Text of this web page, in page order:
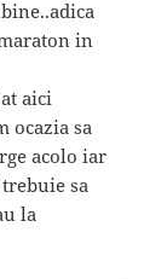
in
aici
ocazia sa
acolo iar
sa
la